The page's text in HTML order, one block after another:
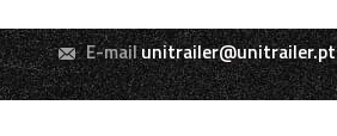
E-mailunitrailer@unitrailer.pt